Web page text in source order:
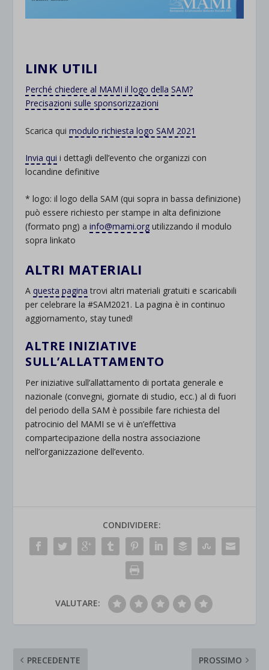
LINK UTILI
Perché chiedere al MAMI il logo della SAM?
Precisazioni sulle sponsorizzazioni
Scarica quimodulo richiesta logo SAM 2021
Invia qui i dettagli dell’evento che organizzi con
locandine definitive
* logo: il logo della SAM (qui sopra in bassa definizione)
può essere richiesto per stampe in alta definizione
(formato png) ainfo@mami.org utilizzando il modulo
sopra linkato
ALTRI MATERIALI
Aquesta pagina trovi altri materiali gratuiti e scaricabili
per celebrare la #SAM2021. La pagina è in continuo
aggiornamento, stay tuned!
ALTRE INIZIATIVE
SULL’ALLATTAMENTO
Per iniziative sull’allattamento di portata generale e
nazionale (convegni, giornate di studio, ecc.) al di fuori
del periodo della SAM è possibile fare richiesta del
patrocinio del MAMI se vi è un’effettiva
compartecipazione della nostra associazione
nell’organizzazione dell’evento.
CONDIVIDERE:
VALUTARE:
PRECEDENTE PROSSIMO